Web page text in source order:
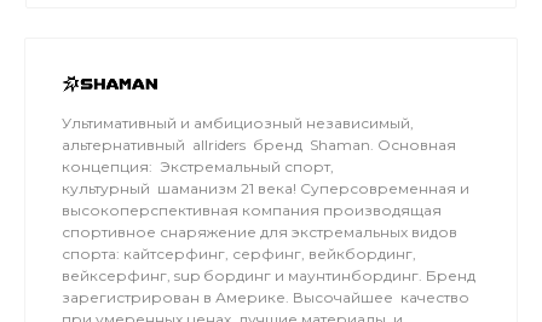
Ультимативный и амбициозный независимый,
альтернативный allriders бренд Shaman. Основная
концепция: Экстремальный спорт,
культурный шаманизм 21 века! Суперсовременная и
высокоперспективная компания производящая
спортивное снаряжение для экстремальных видов
спорта: кайтсерфинг, серфинг, вейкбординг,
вейксерфинг, sup бординг и маунтинбординг. Бренд
зарегистрирован в Америке. Высочайшее качество